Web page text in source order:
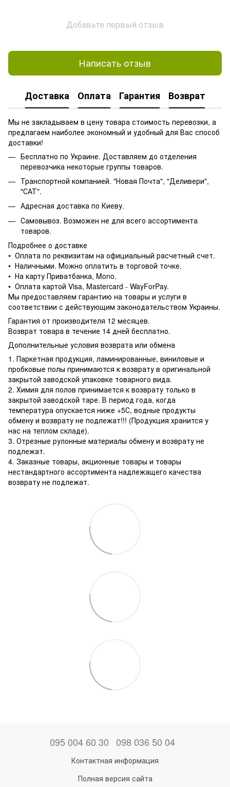
Добавьте первый отзыв
Написать отзыв
Доставка Оплата Гарантия Возврат
Мы не закладываем в цену товара стоимость перевозки, а
предлагаем наиболее экономный и удобный для Вас способ
доставки!
Бесплатно по Украине. Доставляем до отделения
перевозчика некоторые группы товаров.
Транспортной компанией. "Новая Почта", "Деливери",
"САТ".
Адресная доставка по Киеву.
Самовывоз. Возможен не для всего ассортимента
товаров.
Подробнее о доставке
• Оплата по реквизитам на официальный расчетный счет.
• Наличными. Можно оплатить в торговой точке.
• На карту Приватбанка, Mono.
• Оплата картой Visa, Mastercard - WayForPay.
Мы предоставляем гарантию на товары и услуги в
соответствии с действующим законодательством Украины.
Гарантия от производителя 12 месяцев.
Возврат товара в течение 14 дней бесплатно.
Дополнительные условия возврата или обмена
1. Паркетная продукция, ламинированные, виниловые и
пробковые полы принимаются к возврату в оригинальной
закрытой заводской упаковке товарного вида.
2. Химия для полов принимается к возврату только в
закрытой заводской таре. В период года, когда
температура опускается ниже +5С, водные продукты
обмену и возврату не подлежат!!! (Продукция хранится у
нас на теплом складе).
3. Отрезные рулонные материалы обмену и возврату не
подлежат.
4. Заказные товары, акционные товары и товары
нестандартного ассортимента надлежащего качества
возврату не подлежат.
095 004 60 30 098 036 50 04
Контактная информация
Полная версия сайта